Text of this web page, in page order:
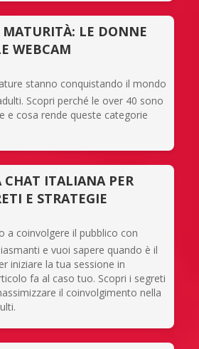
MATURITÀ: LE DONNE
WEBCAM
stanno conquistando il mondo
Scopri perché le over 40 sono
e cosa rende queste categorie
ITALIANA PER
E STRATEGIE
a coinvolgere il pubblico con
e vuoi sapere quando è il
iniziare la tua sessione in
fa al caso tuo. Scopri i segreti
il coinvolgimento nella